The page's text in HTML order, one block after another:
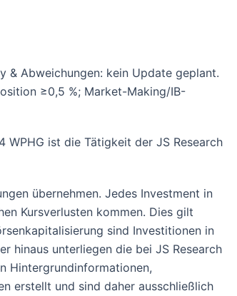
& Abweichungen: kein Update geplant.
≥0,5 %; Market-Making/IB-
ist die Tätigkeit der JS Research
übernehmen. Jedes Investment in
Kursverlusten kommen. Dies gilt
sind Investitionen in
hinaus unterliegen die bei JS Research
Hintergrundinformationen,
erstellt und sind daher ausschließlich